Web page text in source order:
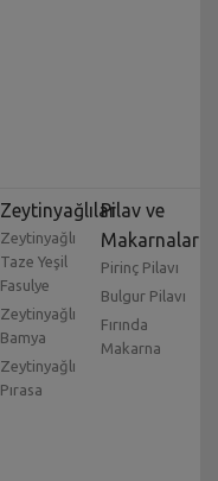
Zeytinyağlılar
Zeytinyağlı
Taze Yeşil
Fasulye
Zeytinyağlı
Bamya
Zeytinyağlı
Pırasa
Pilav ve
Makarnalar
Pirinç Pilavı
Bulgur Pilavı
Fırında
Makarna